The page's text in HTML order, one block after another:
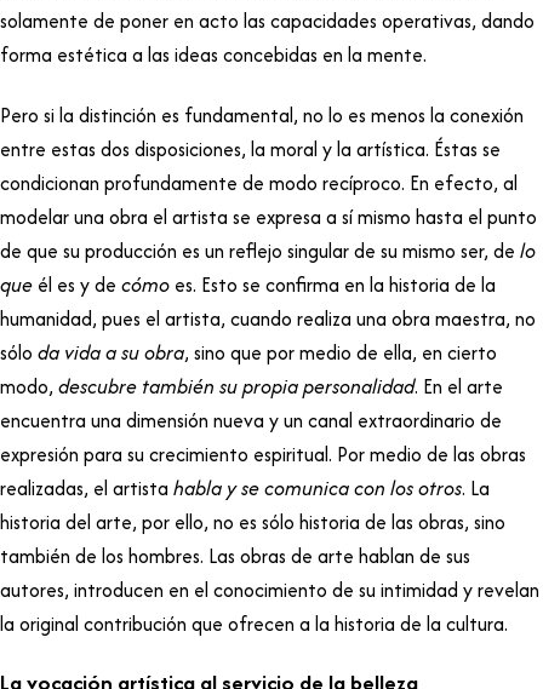
solamente de poner en acto las capacidades operativas, dando
forma estética a las ideas concebidas en la mente.
Pero si la distinción es fundamental, no lo es menos la conexión
entre estas dos disposiciones, la moral y la artística. Éstas se
condicionan profundamente de modo recíproco. En efecto, al
modelar una obra el artista se expresa a sí mismo hasta el punto
de que su producción es un reflejo singular de su mismo ser, de lo
que él es y de cómo es. Esto se confirma en la historia de la
humanidad, pues el artista, cuando realiza una obra maestra, no
sólo da vida a su obra, sino que por medio de ella, en cierto
modo, descubre también su propia personalidad. En el arte
encuentra una dimensión nueva y un canal extraordinario de
expresión para su crecimiento espiritual. Por medio de las obras
realizadas, el artista habla y se comunica con los otros. La
historia del arte, por ello, no es sólo historia de las obras, sino
también de los hombres. Las obras de arte hablan de sus
autores, introducen en el conocimiento de su intimidad y revelan
la original contribución que ofrecen a la historia de la cultura.
La vocación artística al servicio de la belleza